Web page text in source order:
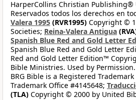
HarperCollins Christian Publishing®
Reservados todos los derechos en
Valera 1995 (RVR1995) Copyright ©
Societies; Reina-Valera Antigua
Spanish Blue Red and Gold Letter
Spanish Blue Red and Gold Letter
Red and Gold Letter Edition™
Bible Ministries. Used by
BRG Bible is a Registered
Trademark Office #4145648;
(TLA) Copyright © 2000 by United